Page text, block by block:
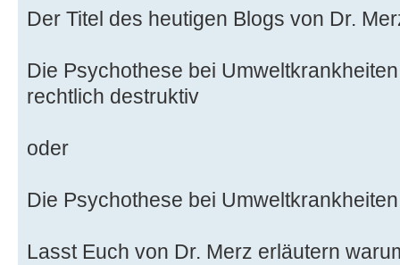
Der Titel des heutigen Blogs von Dr.
Die Psychothese bei
rechtlich destruktiv
oder
Die Psychothese bei
Lasst Euch von Dr. Merz erläutern